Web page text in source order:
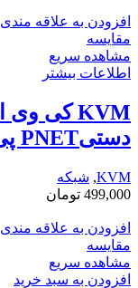
افزودن به علاقه مندی
مقایسه
مشاهده سریع
اطلاعات بیشتر
دستیPNET پی نت مدل KVM SWITCH
KVM
, شبکه
499,000 تومان
افزودن به علاقه مندی
مقایسه
مشاهده سریع
افزودن به سبد خرید